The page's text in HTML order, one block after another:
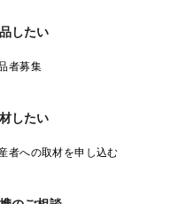
したい
者募集
したい
者への取材を申し込む